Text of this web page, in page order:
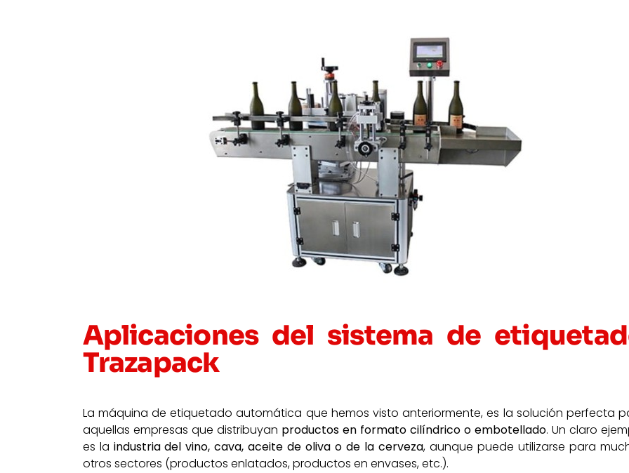
Aplicaciones del sistema de
Trazapack
La máquina de etiquetado automática que hemos visto anteriormente, es la solución perfecta
aquellas empresas que distribuyan productos en formato cilíndrico o embotellado. Un claro
es la industria del vino, cava, aceite de oliva o de la cerveza, aunque puede utilizarse para
otros sectores (productos enlatados, productos en envases, etc.).